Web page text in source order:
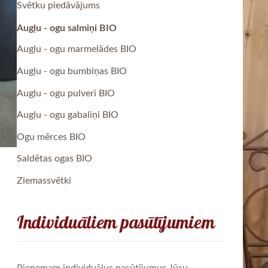
Svētku piedāvājums
Augļu - ogu salmiņi BIO
Augļu - ogu marmelādes BIO
Augļu - ogu bumbiņas BIO
Augļu - ogu pulveri BIO
Augļu - ogu gabaliņi BIO
Ogu mērces BIO
Saldētas ogas BIO
Ziemassvētki
Individuāliem pasūtījumiem